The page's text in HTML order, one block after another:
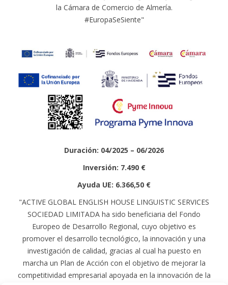
la Cámara de Comercio de Almería.
#EuropaSeSiente"
Duración: 04/2025 – 06/2026
Inversión: 7.490 €
Ayuda UE: 6.366,50 €
"ACTIVE GLOBAL ENGLISH HOUSE LINGUISTIC SERVICES
SOCIEDAD LIMITADA ha sido beneficiaria del Fondo
Europeo de Desarrollo Regional, cuyo objetivo es
promover el desarrollo tecnológico, la innovación y una
investigación de calidad, gracias al cual ha puesto en
marcha un Plan de Acción con el objetivo de mejorar la
competitividad empresarial apoyada en la innovación de la